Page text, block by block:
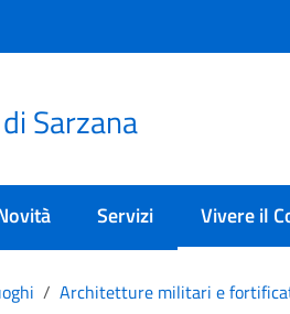
Sarzana
Servizi Vivere il
Architetture militari e